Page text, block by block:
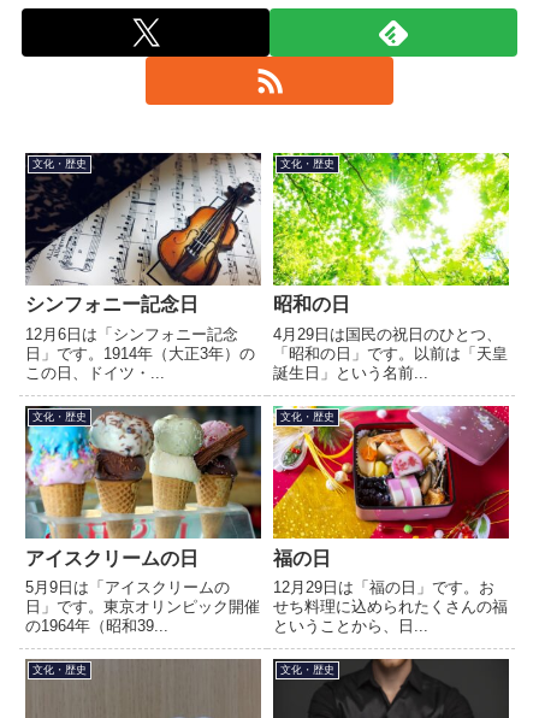
文化・歴史
シンフォニー記念日
12月6日は「シンフォニー記念
日」です。1914年（大正3年）の
この日、ドイツ・...
文化・歴史
昭和の日
4月29日は国民の祝日のひとつ、
「昭和の日」です。以前は「天皇
誕生日」という名前...
文化・歴史
アイスクリームの日
5月9日は「アイスクリームの
日」です。東京オリンピック開催
の1964年（昭和39...
文化・歴史
福の日
12月29日は「福の日」です。お
せち料理に込められたくさんの福
ということから、日...
文化・歴史 文化・歴史